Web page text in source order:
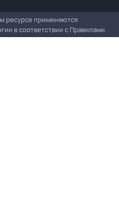
ресурсе применяются
в соответствии с Правилами